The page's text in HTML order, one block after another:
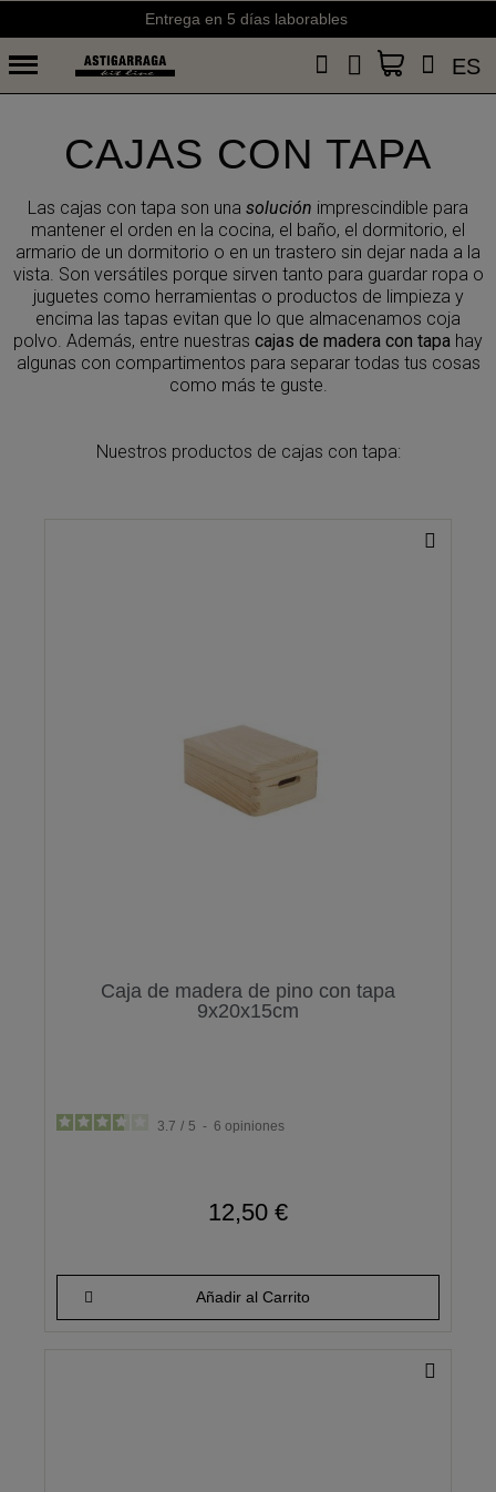
Entrega en 5 días laborables
ES
CAJAS CON TAPA
Las cajas con tapa son una solución imprescindible para
mantener el orden en la cocina, el baño, el dormitorio, el
armario de un dormitorio o en un trastero sin dejar nada a la
vista. Son versátiles porque sirven tanto para guardar ropa o
juguetes como herramientas o productos de limpieza y
encima las tapas evitan que lo que almacenamos coja
polvo. Además, entre nuestras cajas de madera con tapa hay
algunas con compartimentos para separar todas tus cosas
como más te guste.
Nuestros productos de cajas con tapa:
Caja de madera de pino con tapa
9x20x15cm
3.7 / 5 - 6 opiniones
12,50 €
Añadir al Carrito